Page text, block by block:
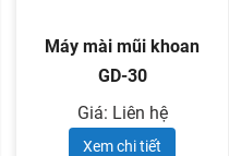
Máy mài mũi khoan
GD-30
Giá: Liên hệ
Xem chi tiết